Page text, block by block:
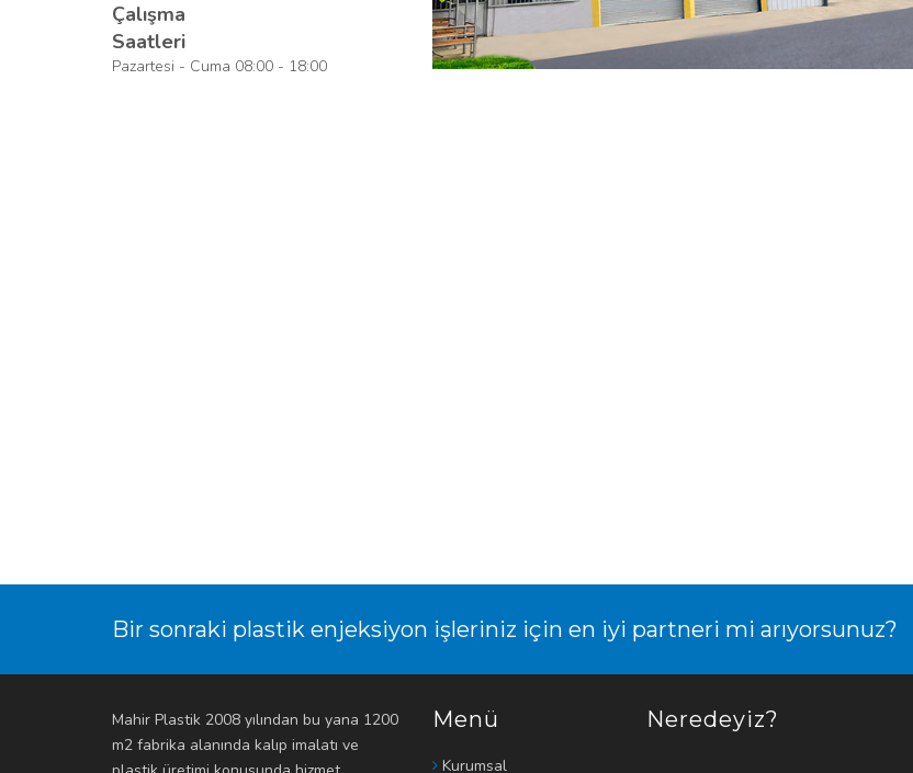
Çalışma
Saatleri
Pazartesi - Cuma 08:00 - 18:00
Bir sonraki plastik enjeksiyon işleriniz için en iyi partneri mi arıyorsunuz?
Mahir Plastik 2008 yılından bu yana 1200
m2 fabrika alanında kalıp imalatı ve
Menü
Kurumsal
Neredeyiz?